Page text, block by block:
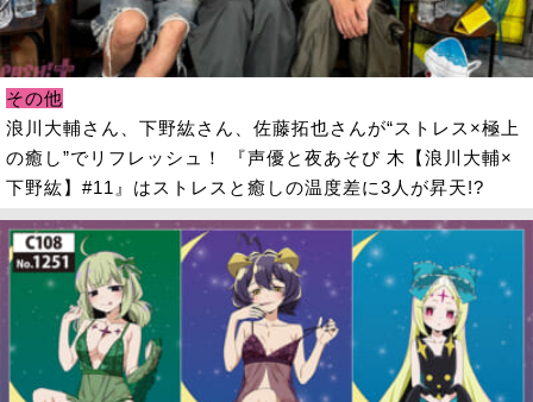
その他
浪川大輔さん、下野紘さん、佐藤拓也さんが“ストレス×極上
の癒し”でリフレッシュ！ 『声優と夜あそび 木【浪川大輔×
下野紘】#11』はストレスと癒しの温度差に3人が昇天!?